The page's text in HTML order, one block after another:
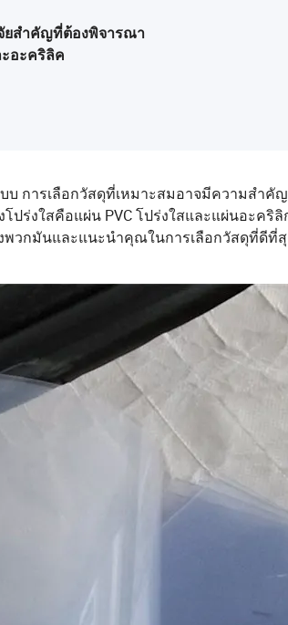
จัยสำคัญที่ต้องพิจารณา
ะอะคริลิค
การเลือกวัสดุที่เหมาะสมอาจมีความสำคั
ปร่งใสคือแผ่น PVC โปร่งใสและแผ่นอะค
วกมันและแนะนำคุณในการเลือกวัสดุที่ดีที่